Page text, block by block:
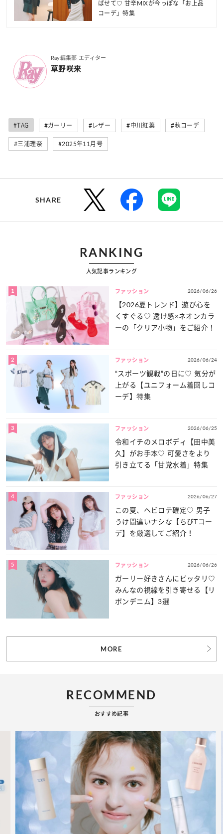
ばせて♡ 甘辛MIXが今っぽな「お上品
コーデ」特集
Ray編集部 エディター
草野咲来
#TAG #ガーリー #レザー #中川紅葉 #秋コーデ
#三浦理奈 #2025年11月号
SHARE
RANKING
人気記事ランキング
1 ファッション 2026/06/26
【2026夏トレンド】遊び心を
くすぐる♡ 透け感×ネオンカラ
ーの「クリア小物」をご紹介！
2 ファッション 2026/06/24
“スポーツ観戦”の日に♡ 気分が
上がる【ユニフォーム着回しコ
ーデ】特集
3 ファッション 2026/06/25
令和イチのメロボディ【田中美
久】がお手本♡ 可愛さをより
引き立てる「甘党水着」特集
4 ファッション 2026/06/27
この夏、ヘビロテ確定♡ 男子
うけ間違いナシな【ちびTコー
デ】を厳選してご紹介！
5 ファッション 2026/06/26
ガーリー好きさんにピッタリ♡
みんなの視線を引き寄せる【リ
ボンデニム】3選
MORE
RECOMMEND
おすすめ記事